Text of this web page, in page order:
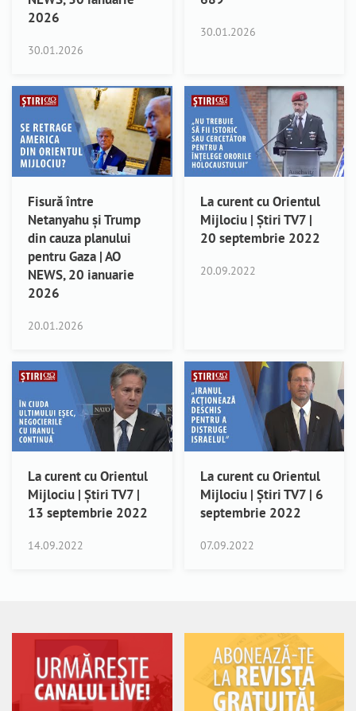
2026
30.01.2026
30.01.2026
Fisură între
Netanyahu și Trump
din cauza planului
pentru Gaza | AO
NEWS, 20 ianuarie
2026
20.01.2026
La curent cu Orientul
Mijlociu | Știri TV7 |
20 septembrie 2022
20.09.2022
La curent cu Orientul
Mijlociu | Știri TV7 |
13 septembrie 2022
14.09.2022
La curent cu Orientul
Mijlociu | Știri TV7 | 6
septembrie 2022
07.09.2022